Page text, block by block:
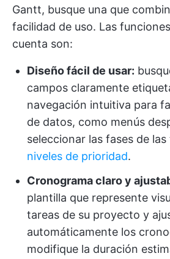
Gantt, busque una que
facilidad de uso. Las
cuenta son:
Diseño fácil de usar:
campos claramente
navegación intuitiva para
de datos, como menús
seleccionar las fases de las
niveles de prioridad.
Cronograma claro y
plantilla que represente
tareas de su proyecto y
automáticamente los
modifique la duración